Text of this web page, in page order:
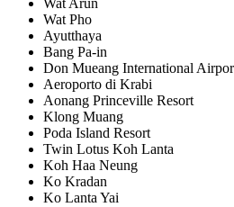
Wat Arun
Wat Pho
Ayutthaya
Bang Pa-in
Don Mueang International
Aeroporto di Krabi
Aonang Princeville Resort
Klong Muang
Poda Island Resort
Twin Lotus Koh Lanta
Koh Haa Neung
Ko Kradan
Ko Lanta Yai